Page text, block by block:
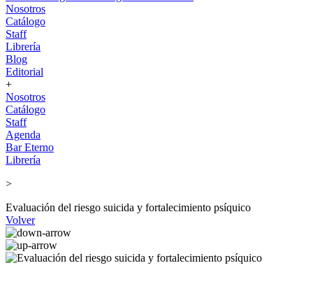
Nosotros
Catálogo
Staff
Librería
Blog
Editorial
+
Nosotros
Catálogo
Staff
Agenda
Bar Eterno
Librería
>
Evaluación del riesgo suicida y fortalecimiento psíquico
Volver